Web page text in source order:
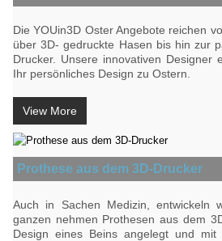
Die YOUin3D Oster Angebote reichen
über 3D- gedruckte Hasen bis hin zur
Drucker. Unsere innovativen
Ihr persönliches Design zu Ostern.
View More
Prothese aus dem 3D-Drucker
Auch in Sachen Medizin, entwickeln
ganzen nehmen Prothesen aus dem
Design eines Beins angelegt und